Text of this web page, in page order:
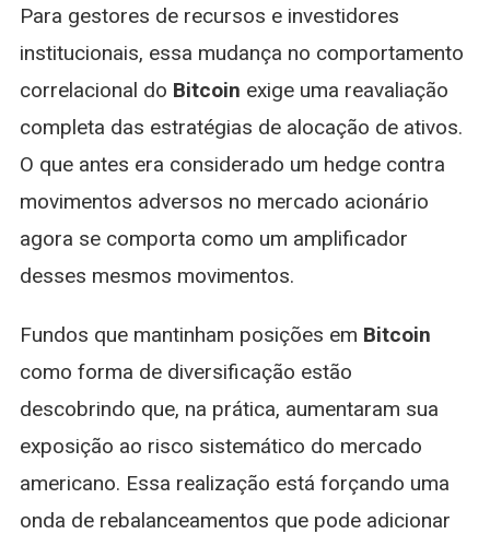
Para gestores de recursos e investidores
institucionais, essa mudança no comportamento
correlacional do Bitcoin exige uma reavaliação
completa das estratégias de alocação de ativos.
O que antes era considerado um hedge contra
movimentos adversos no mercado acionário
agora se comporta como um amplificador
desses mesmos movimentos.
Fundos que mantinham posições em Bitcoin
como forma de diversificação estão
descobrindo que, na prática, aumentaram sua
exposição ao risco sistemático do mercado
americano. Essa realização está forçando uma
onda de rebalanceamentos que pode adicionar